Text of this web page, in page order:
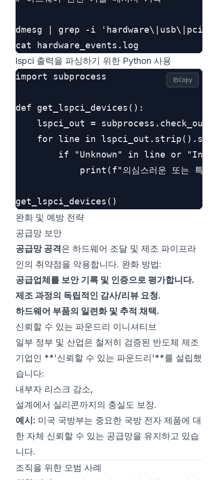
dmesg | grep -i
lspci 출력을 파싱하기 위한 Python 사용
import subprocess
def get_lspci_devices():
lspci_out =
for line in
if "Unknown" in line or
print(f"의심스러운 또는 특권
Copy
완화 및 예방 전략
공급망 보안
공급망 공격 은 하드웨어 조달 및 제조 파이프라
인의 취약점을 악용합니다. 완화 방법:
공급업체를 보안 기록 및 인증으로 평가합니다.
제조 과정의 독립적인 감사/리뷰 요청.
하드웨어 부품의 일련화 및 추적 채택.
신뢰할 수 있는 파운드리 이니셔티브
일부 정부 및 산업은 철저히 검증된 반도체 제조
기업인 **'신뢰할 수 있는 파운드리'**를 설립했
습니다:
내부자 리스크 감소,
설계에서 실리콘까지의 충실도 보장.
예시: 미국 국방부는 중요한 국방 전자 제품에 대
한 자체 신뢰할 수 있는 공급망을 유지하고 있습
니다.
조직을 위한 모범 사례